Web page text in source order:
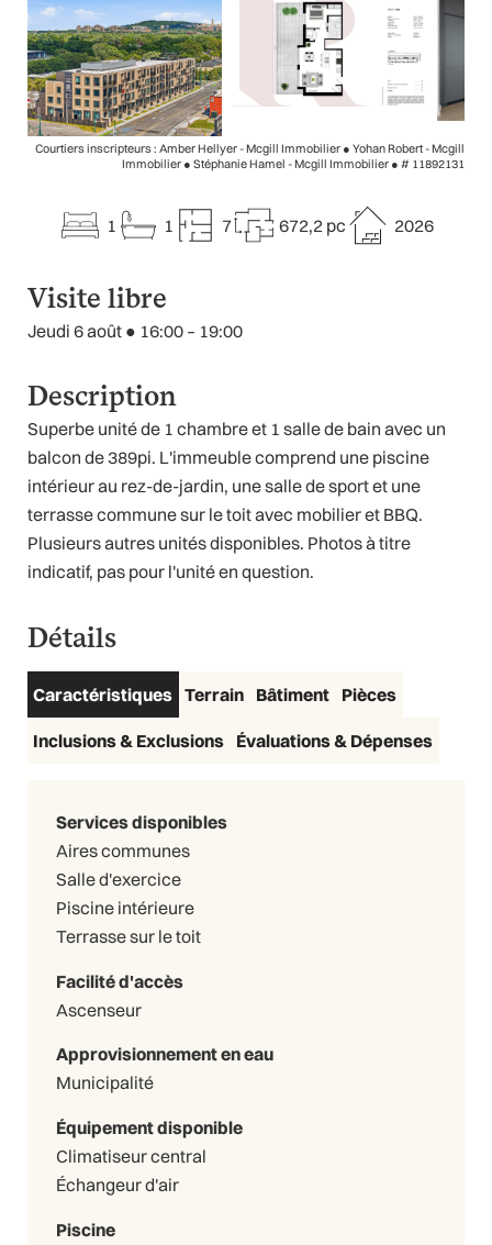
Courtiers inscripteurs : Amber Hellyer - Mcgill Immobilier ● Yohan Robert - Mcgill
Immobilier ● Stéphanie Hamel - Mcgill Immobilier ● # 11892131
1 1 7 672,2 pc 2026
Visite libre
Jeudi 6 août ● 16:00 – 19:00
Description
Superbe unité de 1 chambre et 1 salle de bain avec un
balcon de 389pi. L'immeuble comprend une piscine
intérieur au rez-de-jardin, une salle de sport et une
terrasse commune sur le toit avec mobilier et BBQ.
Plusieurs autres unités disponibles. Photos à titre
indicatif, pas pour l'unité en question.
Détails
Caractéristiques Terrain Bâtiment Pièces
Inclusions & Exclusions Évaluations & Dépenses
Services disponibles
Aires communes
Salle d'exercice
Piscine intérieure
Terrasse sur le toit
Facilité d'accès
Ascenseur
Approvisionnement en eau
Municipalité
Équipement disponible
Climatiseur central
Échangeur d'air
Piscine